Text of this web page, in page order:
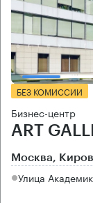
БЕЗ КОМИССИИ
Бизнес-центр
ART
Москва,
Улица